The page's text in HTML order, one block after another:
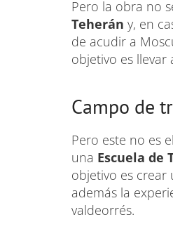
Pero la obra no
Teherán y, en
de acudir a
objetivo es llevar
Campo de
Pero este no es
una Escuela de
objetivo es
además la
valdeorrés.